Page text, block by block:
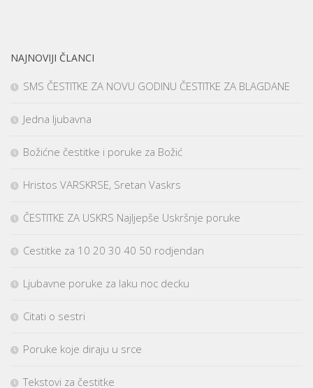
NAJNOVIJI ČLANCI
SMS ČESTITKE ZA NOVU GODINU ČESTITKE ZA BLAGDANE
Jedna ljubavna
Božićne čestitke i poruke za Božić
Hristos VARSKRSE, Sretan Vaskrs
ČESTITKE ZA USKRS Najljepše Uskršnje poruke
Cestitke za 10 20 30 40 50 rodjendan
Ljubavne poruke za laku noc decku
Citati o sestri
Poruke koje diraju u srce
Tekstovi za čestitke